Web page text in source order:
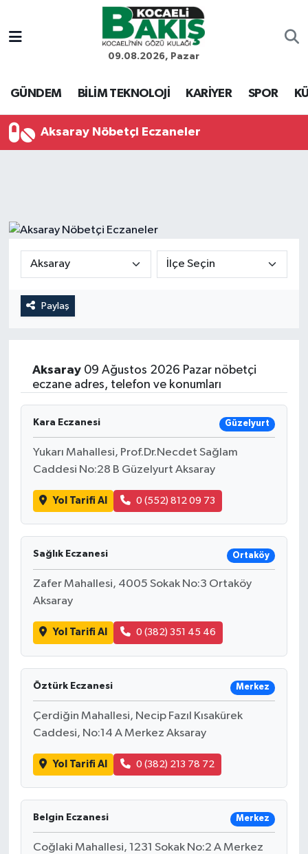
09.08.2026, Pazar
GÜNDEM BİLİM TEKNOLOJİ KARİYER SPOR
Aksaray Nöbetçi Eczaneler
Paylaş
Aksaray09 Ağustos 2026 Pazar nöbetçi
eczane adres, telefon ve konumları
Kara Eczanesi Güzelyurt
Yukarı Mahallesi, Prof.Dr.Necdet Sağlam
Caddesi No:28 B Güzelyurt Aksaray
Yol Tarifi Al 0 (552) 812 09 73
Sağlık Eczanesi Ortaköy
Zafer Mahallesi, 4005 Sokak No:3 Ortaköy
Aksaray
Yol Tarifi Al 0 (382) 351 45 46
Öztürk Eczanesi Merkez
Çerdiğin Mahallesi, Necip Fazıl Kısakürek
Caddesi, No:14 A Merkez Aksaray
Yol Tarifi Al 0 (382) 213 78 72
Belgin Eczanesi Merkez
Coğlaki Mahallesi, 1231 Sokak No:2 A Merkez
Kocaeli Nöbetçi Eczaneler
Kocaeli Hava Durumu
Son Dakika Haberleri
Haber Arşivi